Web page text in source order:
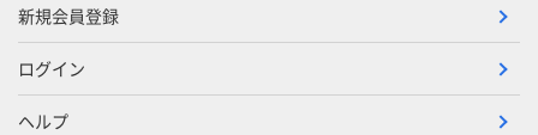
新規会員登録
ログイン
ヘルプ